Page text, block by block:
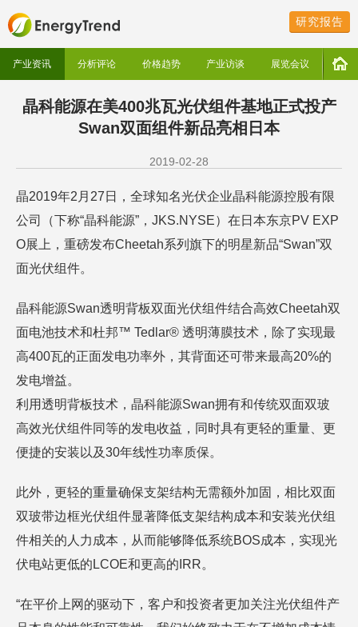
研究报告
产业资讯 分析评论 价格趋势 产业访谈 展览会议
晶科能源在美400兆瓦光伏组件基地正式投产
Swan双面组件新品亮相日本
2019-02-28
晶2019年2月27日，全球知名光伏企业晶科能源控股有限
公司（下称“晶科能源”，JKS.NYSE）在日本东京PV EXP
O展上，重磅发布Cheetah系列旗下的明星新品“Swan”双
面光伏组件。
晶科能源Swan透明背板双面光伏组件结合高效Cheetah双
面电池技术和杜邦™ Tedlar® 透明薄膜技术，除了实现最
高400瓦的正面发电功率外，其背面还可带来最高20%的
发电增益。
利用透明背板技术，晶科能源Swan拥有和传统双面双玻
高效光伏组件同等的发电收益，同时具有更轻的重量、更
便捷的安装以及30年线性功率质保。
此外，更轻的重量确保支架结构无需额外加固，相比双面
双玻带边框光伏组件显著降低支架结构成本和安装光伏组
件相关的人力成本，从而能够降低系统BOS成本，实现光
伏电站更低的LCOE和更高的IRR。
“在平价上网的驱动下，客户和投资者更加关注光伏组件产